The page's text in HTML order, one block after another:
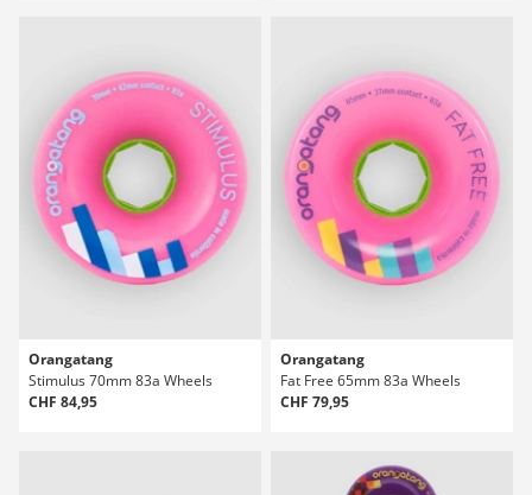
Orangatang
Stimulus 70mm 83a Wheels
CHF 84,95
Orangatang
Fat Free 65mm 83a Wheels
CHF 79,95